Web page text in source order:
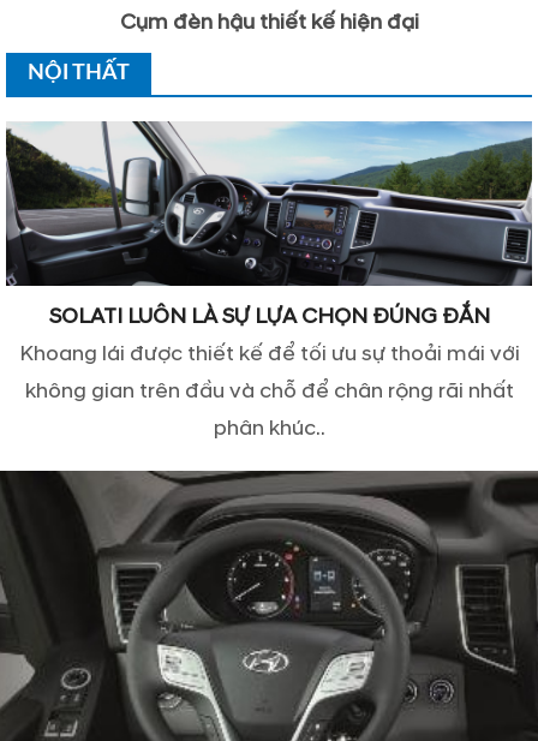
Cụm đèn hậu thiết kế hiện đại
NỘI THẤT
SOLATI LUÔN LÀ SỰ LỰA CHỌN ĐÚNG ĐẮN
Khoang lái được thiết kế để tối ưu sự thoải mái với
không gian trên đầu và chỗ để chân rộng rãi nhất
phân khúc..